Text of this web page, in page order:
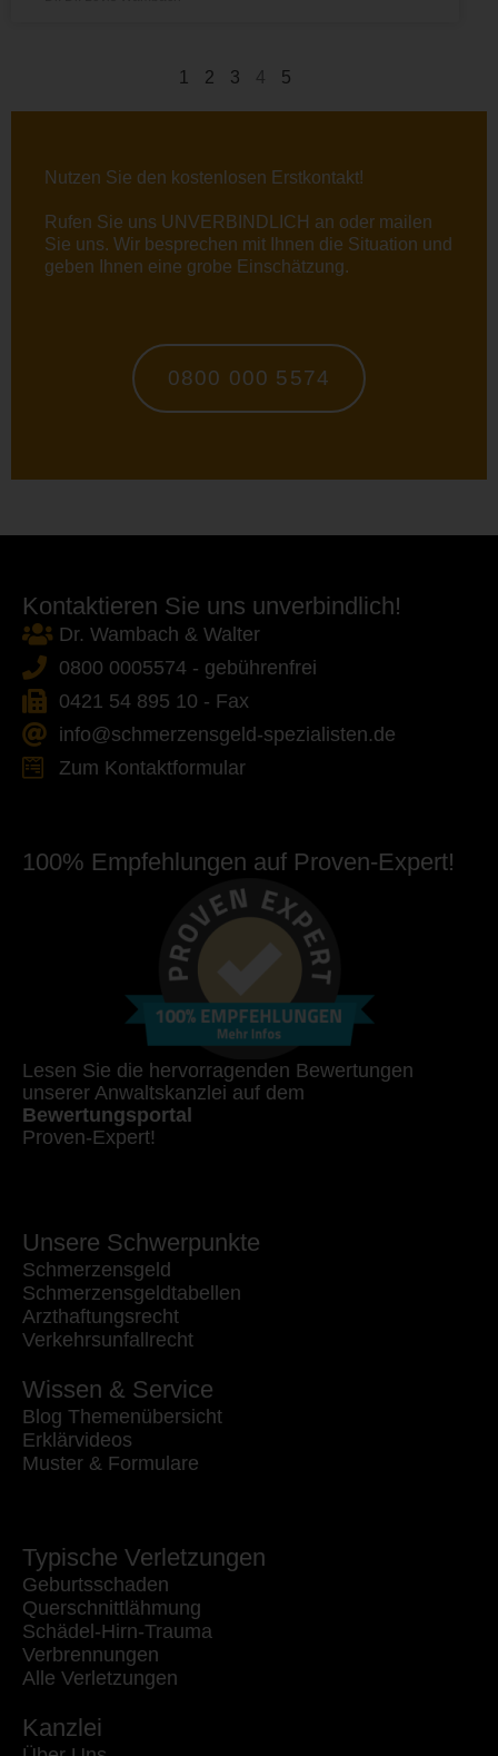
1 2 3 4 5
Nutzen Sie den kostenlosen Erstkontakt!
Rufen Sie uns UNVERBINDLICH an oder mailen
Sie uns. Wir besprechen mit Ihnen die Situation und
geben Ihnen eine grobe Einschätzung.
0800 000 5574
Kontaktieren Sie uns unverbindlich!
Dr. Wambach & Walter
0800 0005574 - gebührenfrei
0421 54 895 10 - Fax
info@schmerzensgeld-spezialisten.de
Zum Kontaktformular
100% Empfehlungen auf Proven-Expert!
Lesen Sie die hervorragenden Bewertungen
unserer Anwaltskanzlei auf dem
Bewertungsportal
Proven-Expert!
Unsere Schwerpunkte
Schmerzensgeld
Schmerzensgeldtabellen
Arzthaftungsrecht
Verkehrsunfallrecht
Wissen & Service
Blog Themenübersicht
Erklärvideos
Muster & Formulare
Typische Verletzungen
Geburtsschaden
Querschnittlähmung
Schädel-Hirn-Trauma
Verbrennungen
Alle Verletzungen
Kanzlei